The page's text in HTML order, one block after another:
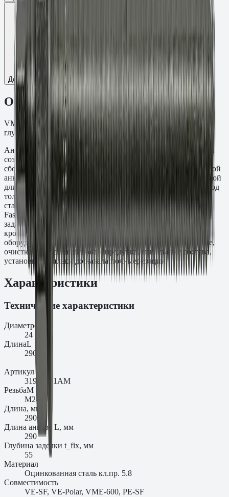
Добавить к сравнению
Описание
VMU-A Шпилька анкерная. Резьба M24, длина 290 мм,
глубина заделки 55 мм. Оцинкованная сталь кл.пр. 5.8.
Анкерная шпилька VMU-A M24×290 мм предназначена для
создания резьбовых точек крепления в монолитных и
сборных железобетонных конструкциях методом химической
анкеровки. Глубина заделки составляет 55 мм при суммарной
длине стержня 290 мм — выступающая часть рассчитана под
толщину прикрепляемой детали. Материал: Оцинкованная
сталь кл.пр. 5.8. Применяется с инъекционными составами
Fasty серий VE-SF, VE-Polar, VME-600 и PE-SF. Типичные
задачи: крепление несущих стальных колонн, фасадных
кронштейнов, подкрановых балок и промышленного
оборудования к бетонным основаниям. Монтаж: сверление,
очистка отверстия щёткой и продувка, нагнетание состава,
установка шпильки до начала полимеризации.
Характеристики
Технические характеристики
Диаметрd₀
24
ДлинаL
290
Артикул
31960101AM
РезьбаM
M24
Длина, мм
290
Длина анкера L, мм
290
Глубина заделки t_fix, мм
55
Материал
Оцинкованная сталь кл.пр. 5.8
Совместимость
VE-SF, VE-Polar, VME-600, PE-SF